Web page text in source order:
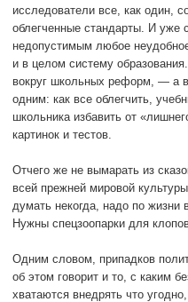
исследователи все, как один,
облегченные стандарты. И уже
недопустимым любое
и в целом систему
вокруг школьных реформ, — а
одним: как все облегчить,
школьника избавить от
картинок и тестов.
Отчего же не вымарать из
всей прежней мировой
думать некогда, надо по жизни
Нужны спецзоопарки для
Одним словом, припадков
об этом говорит и то, с каким
хватаются внедрять что